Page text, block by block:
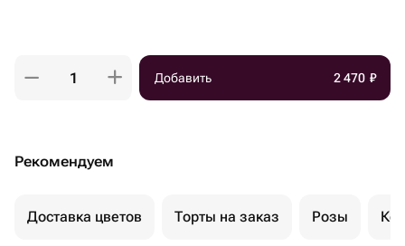
Добавить 2 470 ₽
Рекомендуем
Доставка цветов Торты на заказ Розы